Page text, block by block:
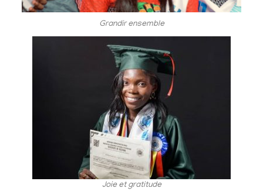
Grandir ensemble
Joie et gratitude